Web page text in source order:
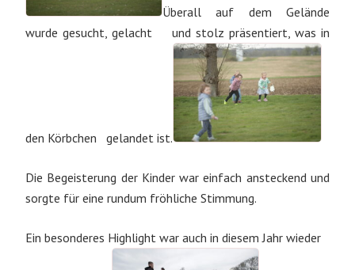
Überall auf dem Gelände
wurde gesucht, gelacht und stolz präsentiert, was in
den Körbchen gelandet ist.
Die Begeisterung der Kinder war einfach ansteckend und
sorgte für eine rundum fröhliche Stimmung.
Ein besonderes Highlight war auch in diesem Jahr wieder